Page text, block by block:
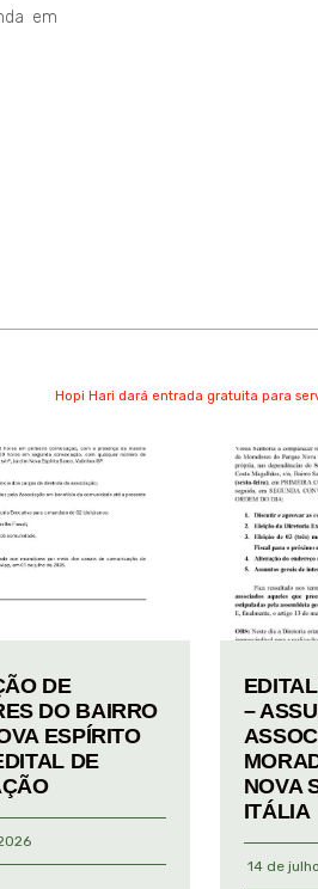
em
Hopi Hari dará entrada gratuita para
DE
DO BAIRRO
ESPÍRITO
DE
–
NOVA
ITÁLIA
14 de